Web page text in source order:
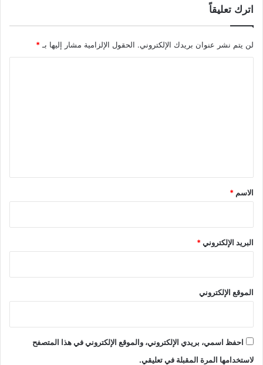
اترك تعليقاً
لن يتم نشر عنوان بريدك الإلكتروني. الحقول الإلزامية مشار إليها بـ *
*
الاسم *
البريد الإلكتروني*
الموقع الإلكتروني
احفظ اسمي، بريدي الإلكتروني، والموقع الإلكتروني في هذا المتصفح
لاستخدامها المرة المقبلة في تعليقي.